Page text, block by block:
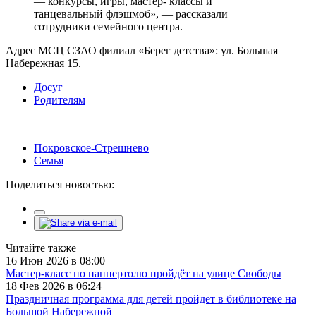
танцевальный флэшмоб», — рассказали
сотрудники семейного центра.
Адрес МСЦ СЗАО филиал «Берег детства»: ул. Большая
Набережная 15.
Досуг
Родителям
Покровское-Стрешнево
Семья
Поделиться новостью:
Читайте также
16 Июн 2026 в 08:00
Мастер-класс по паппертолю пройдёт на улице Свободы
18 Фев 2026 в 06:24
Праздничная программа для детей пройдет в библиотеке на
Большой Набережной